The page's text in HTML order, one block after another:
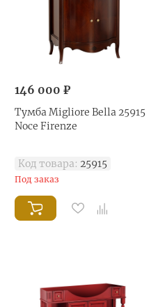
146 000 ₽
Тумба Migliore Bella 25915
Noce Firenze
Код товара: 25915
Под заказ